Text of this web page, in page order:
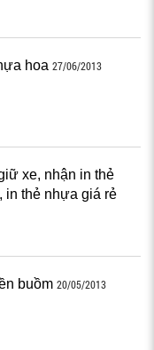
hoa 27/06/2013
xe, nhận in thẻ
in thẻ nhựa giá rẻ
buồm 20/05/2013